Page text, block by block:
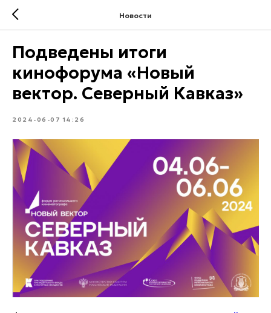
Новости
Подведены итоги
кинофорума «Новый
вектор. Северный Кавказ»
2024-06-07 14:26